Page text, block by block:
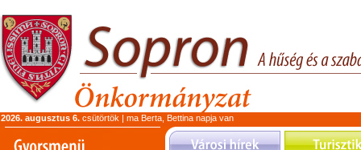
2026. augusztus 6. csütörtök | ma Berta, Bettina napja van